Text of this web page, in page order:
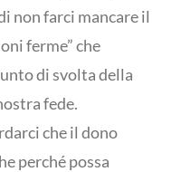
non farci mancare il
ferme” che
di svolta della
fede.
che il dono
perché possa